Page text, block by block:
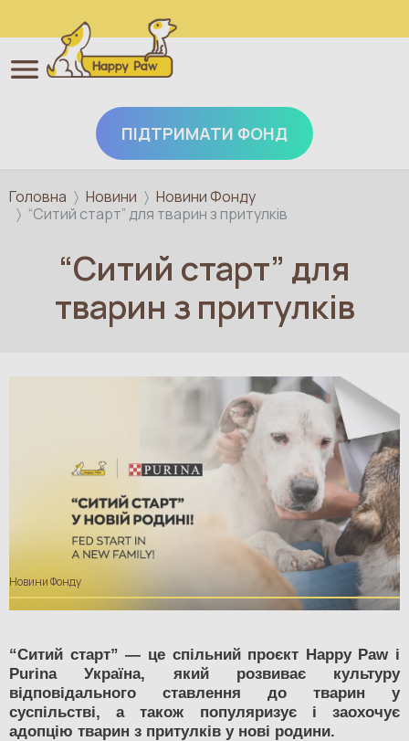
ПІДТРИМАТИ ФОНД
Головна Новини
Новини Фонду
“Ситий старт” для тварин з притулків
“Ситий старт” для
тварин з притулків
Новини Фонду
​“Ситий старт” — це спільний проєкт Happy Paw і
Purina Україна, який розвиває культуру
відповідального ставлення до тварин у
суспільстві, а також популяризує і заохочує
адопцію тварин з притулків у нові родини.